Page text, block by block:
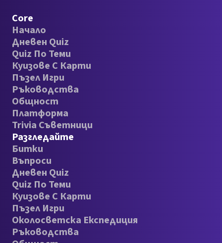
Core
Начало
Дневен Quiz
Quiz По Теми
Куизове С Карти
Пъзел Игри
Ръководства
Общност
Платформа
Trivia Съветници
Разгледайте
Битки
Въпроси
Дневен Quiz
Quiz По Теми
Куизове С Карти
Пъзел Игри
Околосветска Експедиция
Ръководства